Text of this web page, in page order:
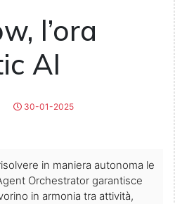
l’ora
AI
30-01-2025
in maniera autonoma le
Orchestrator garantisce
in armonia tra attività,